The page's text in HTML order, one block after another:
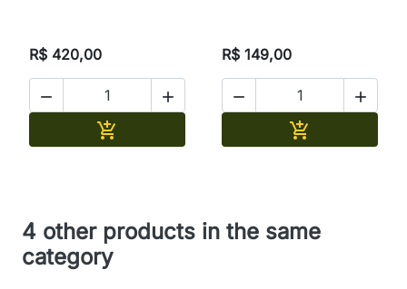
R$ 420,00
 

R$ 149,00
 

4 other products in the same
category